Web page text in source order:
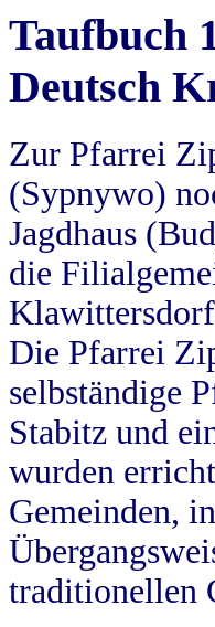
Taufbuch
Deutsch
Zur Pfarrei
(Sypnywo)
Jagdhaus
die
Die Pfarrei
selbständige
Stabitz und
wurden
Gemeinden,
traditionellen